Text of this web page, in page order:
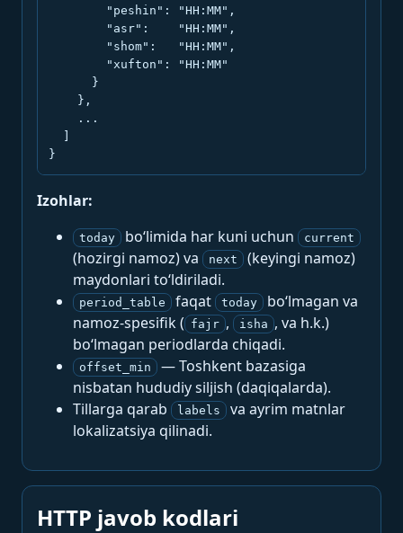
        "peshin": "HH:MM",
        "asr":    "HH:MM",
        "shom":   "HH:MM",
        "xufton": "HH:MM"
      }
    },
    ...
}
Izohlar:
today bo‘limida har kuni uchun current
(hozirgi namoz) va next
(keyingi namoz)
maydonlari to‘ldiriladi.
period_table faqat today
bo‘lmagan va
namoz-spesifik ( fajr , isha , va h.k.)
bo‘lmagan periodlarda chiqadi.
offset_min
— Toshkent bazasiga
nisbatan hududiy siljish (daqiqalarda).
Tillarga qarab
labels
va ayrim matnlar
lokalizatsiya qilinadi.
HTTP javob kodlari